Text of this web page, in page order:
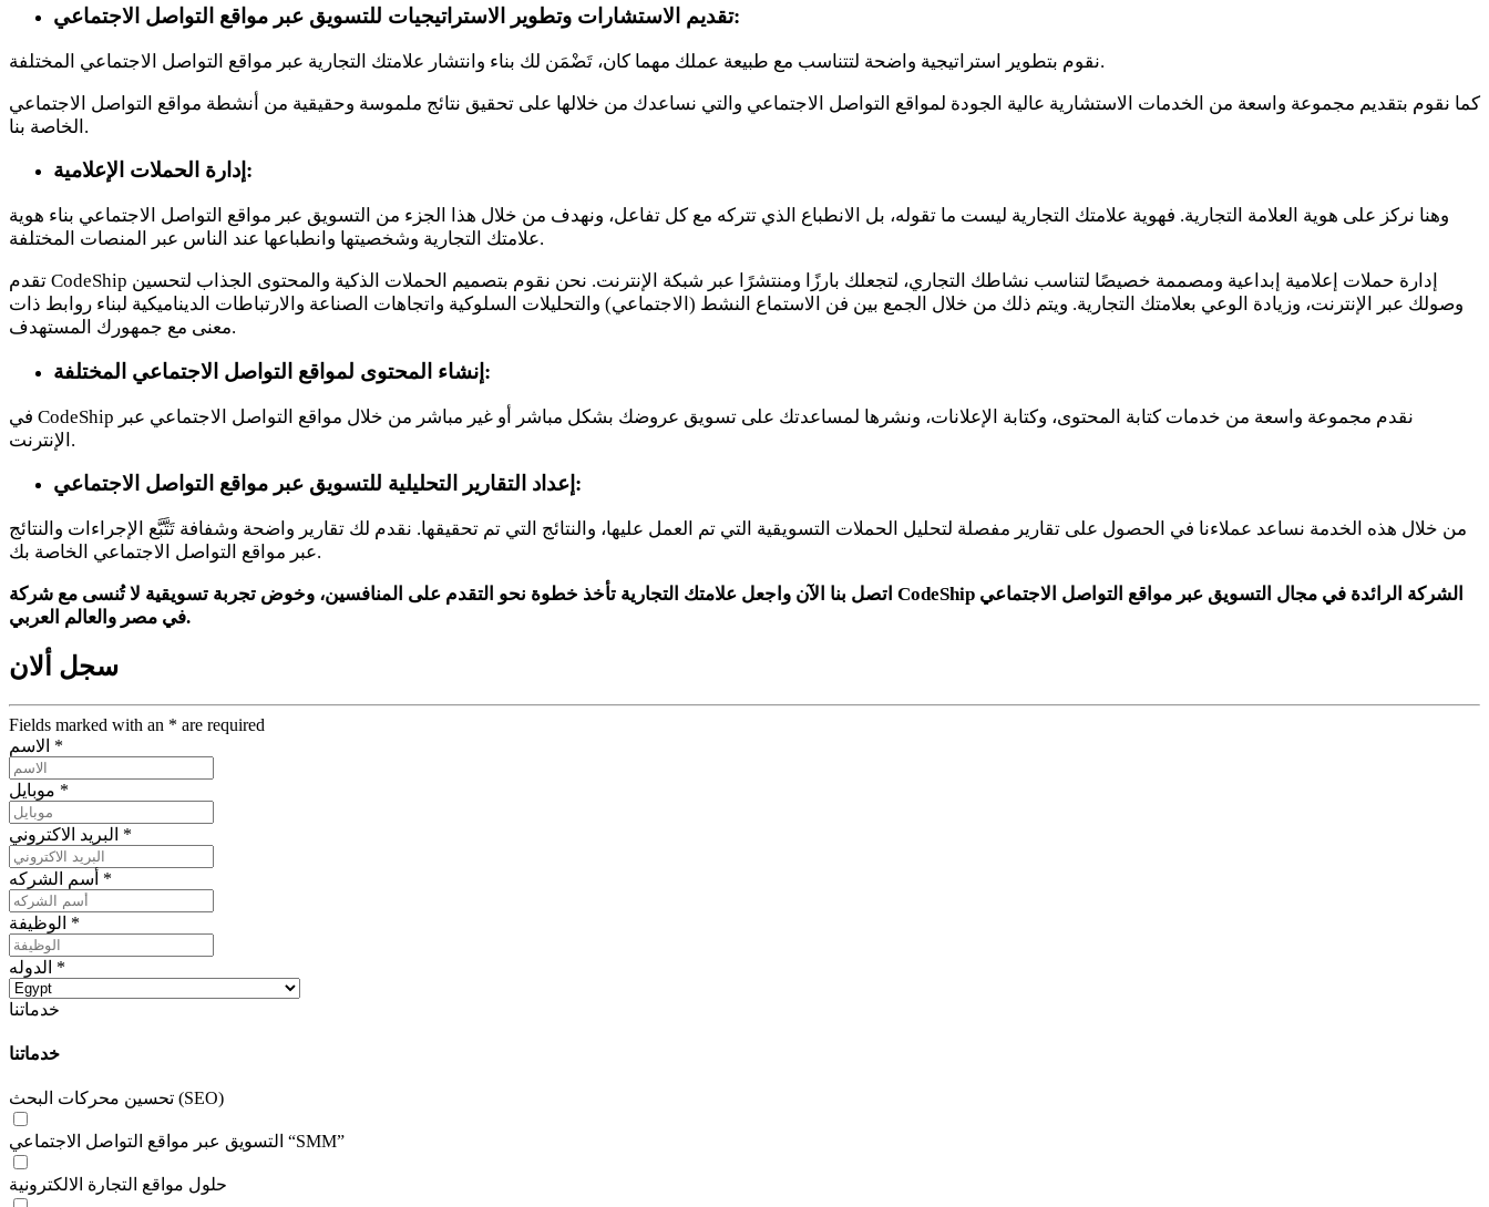
تقديم الاستشارات وتطوير الاستراتيجيات للتسويق عبر مواقع التواصل الاجتماعي:
نقوم بتطوير استراتيجية واضحة لتتناسب مع طبيعة عملك مهما كان، تَضْمَن لك بناء وانتشار علامتك التجارية عبر مواقع التواصل الاجتماعي المختلفة.
كما نقوم بتقديم مجموعة واسعة من الخدمات الاستشارية عالية الجودة لمواقع التواصل الاجتماعي والتي نساعدك من خلالها على تحقيق نتائج ملموسة وحقيقية من أنشطة مواقع التواصل الاجتماعي
الخاصة بنا.
إدارة الحملات الإعلامية:
وهنا نركز على هوية العلامة التجارية. فهوية علامتك التجارية ليست ما تقوله، بل الانطباع الذي تتركه مع كل تفاعل، ونهدف من خلال هذا الجزء من التسويق عبر مواقع التواصل الاجتماعي بناء هوية
علامتك التجارية وشخصيتها وانطباعها عند الناس عبر المنصات المختلفة.
تقدم CodeShip إدارة حملات إعلامية إبداعية ومصممة خصيصًا لتناسب نشاطك التجاري، لتجعلك بارزًا ومنتشرًا عبر شبكة الإنترنت. نحن نقوم بتصميم الحملات الذكية والمحتوى الجذاب لتحسين
وصولك عبر الإنترنت، وزيادة الوعي بعلامتك التجارية. ويتم ذلك من خلال الجمع بين فن الاستماع النشط (الاجتماعي) والتحليلات السلوكية واتجاهات الصناعة والارتباطات الديناميكية لبناء روابط ذات
معنى مع جمهورك المستهدف.
إنشاء المحتوى لمواقع التواصل الاجتماعي المختلفة:
في CodeShip نقدم مجموعة واسعة من خدمات كتابة المحتوى، وكتابة الإعلانات، ونشرها لمساعدتك على تسويق عروضك بشكل مباشر أو غير مباشر من خلال مواقع التواصل الاجتماعي عبر
الإنترنت.
إعداد التقارير التحليلية للتسويق عبر مواقع التواصل الاجتماعي:
من خلال هذه الخدمة نساعد عملاءنا في الحصول على تقارير مفصلة لتحليل الحملات التسويقية التي تم العمل عليها، والنتائج التي تم تحقيقها. نقدم لك تقارير واضحة وشفافة تَتَّبَّع الإجراءات والنتائج
عبر مواقع التواصل الاجتماعي الخاصة بك.
اتصل بنا الآن واجعل علامتك التجارية تأخذ خطوة نحو التقدم على المنافسين، وخوض تجربة تسويقية لا تُنسى مع شركة CodeShip الشركة الرائدة في مجال التسويق عبر مواقع التواصل الاجتماعي
في مصر والعالم العربي.
سجل ألان
Fields marked with an * are required
*
*
*
*
*
*
خدماتنا
خدماتنا
تحسين محركات البحث (SEO)
التسويق عبر مواقع التواصل الاجتماعي “SMM”
حلول مواقع التجارة الالكترونية